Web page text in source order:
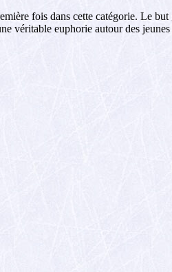
fois dans cette catégorie. Le
véritable euphorie autour des